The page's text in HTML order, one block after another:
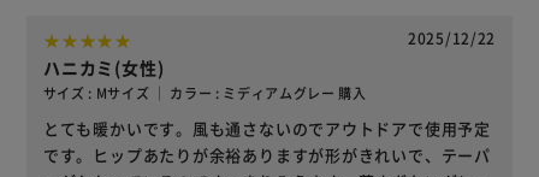
2025/12/22
ハニカミ(女性)
サイズ : Mサイズ ｜ カラー : ミディアムグレー 購入
とても暖かいです。風も通さないのでアウトドアで使用予定
です。ヒップあたりが余裕ありますが形がきれいで、テーパ